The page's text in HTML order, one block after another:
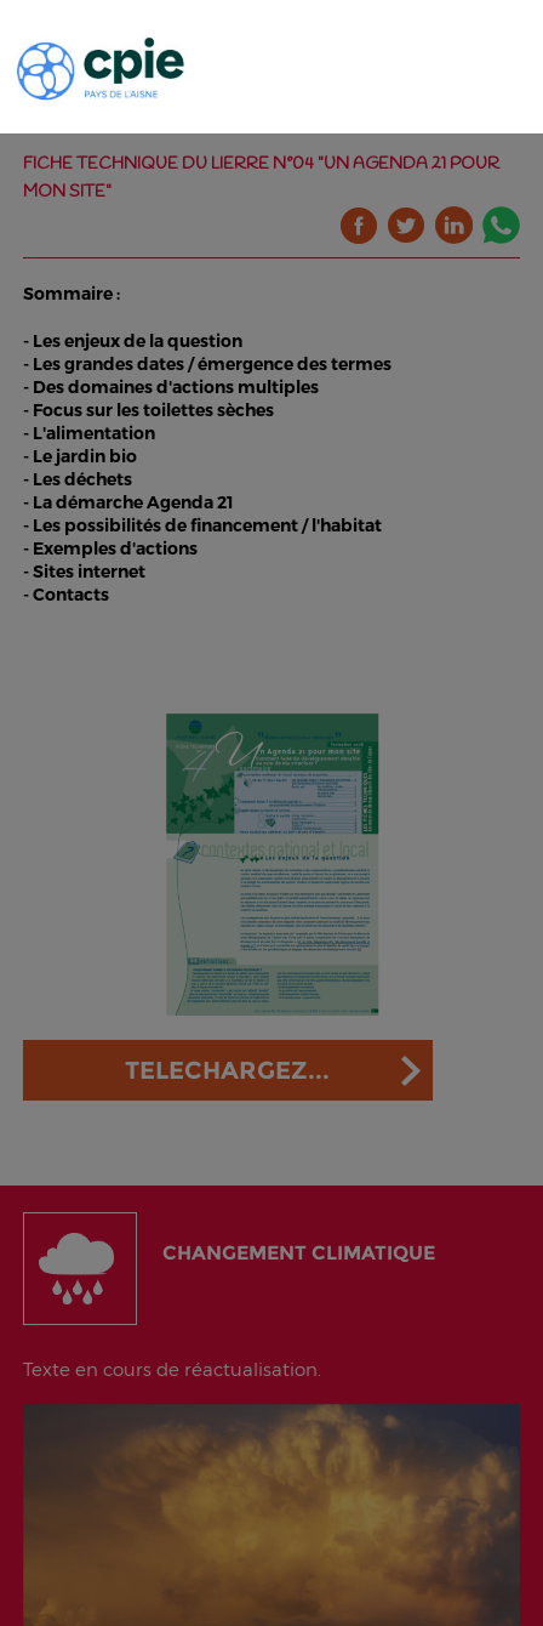
FICHE TECHNIQUE DU LIERRE N°04 "UN AGENDA 21 POUR
MON SITE"
Sommaire :
- Les enjeux de la question
- Les grandes dates / émergence des termes
- Des domaines d'actions multiples
- Focus sur les toilettes sèches
- L'alimentation
- Le jardin bio
- Les déchets
- La démarche Agenda 21
- Les possibilités de financement / l'habitat
- Exemples d'actions
- Sites internet
- Contacts
TELECHARGEZ...
CHANGEMENT CLIMATIQUE
Texte en cours de réactualisation.